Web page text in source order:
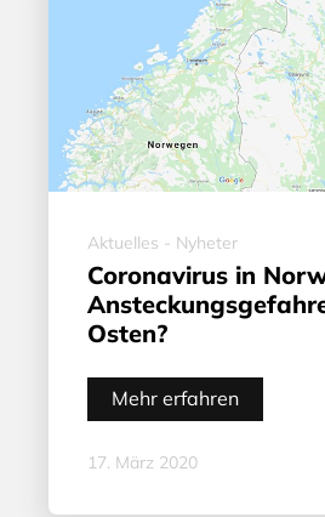
Aktuelles - Nyheter
Coronavirus in
Osten?
Mehr erfahren
17. März 2020